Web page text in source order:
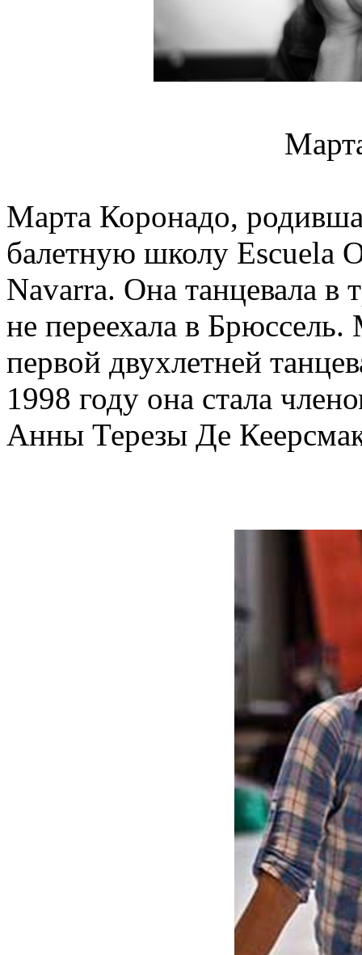
Марта Коронадо,
балетную школу Escuela
Navarra. Она танцевала в
не переехала в Брюссель.
первой двухлетней
1998 году она стала
Анны Терезы Де